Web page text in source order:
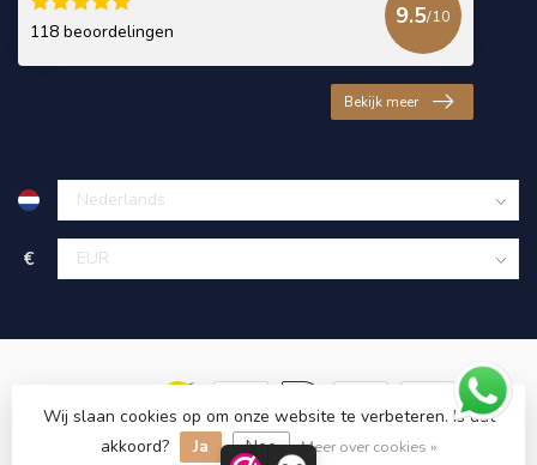
118 beoordelingen
9.5/10
Bekijk meer
€
© Copyright 2026 KING Microschroeven
Wij slaan cookies op om onze website te verbeteren. Is dat
akkoord?
Ja Nee Meer over cookies »